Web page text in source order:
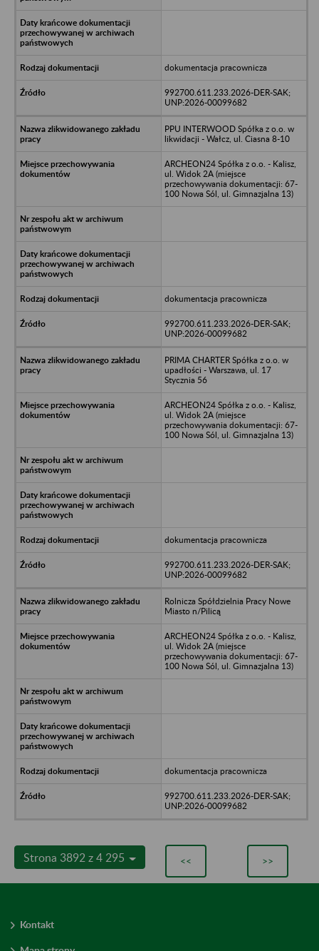
dokumentacja pracownicza
992700.611.233.2026-DER-SAK;
UNP:2026-00099682
PPU INTERWOOD Spółka z o.o. w
likwidacji - Wałcz, ul. Ciasna 8-10
ARCHEON24 Spółka z o.o. - Kalisz,
ul. Widok 2A (miejsce
przechowywania dokumentacji: 67-
100 Nowa Sól, ul. Gimnazjalna 13)
dokumentacja pracownicza
992700.611.233.2026-DER-SAK;
UNP:2026-00099682
PRIMA CHARTER Spółka z o.o. w
upadłości - Warszawa, ul. 17
Stycznia 56
ARCHEON24 Spółka z o.o. - Kalisz,
ul. Widok 2A (miejsce
przechowywania dokumentacji: 67-
100 Nowa Sól, ul. Gimnazjalna 13)
dokumentacja pracownicza
992700.611.233.2026-DER-SAK;
UNP:2026-00099682
Rolnicza Spółdzielnia Pracy Nowe
Miasto n/Pilicą
ARCHEON24 Spółka z o.o. - Kalisz,
ul. Widok 2A (miejsce
przechowywania dokumentacji: 67-
100 Nowa Sól, ul. Gimnazjalna 13)
dokumentacja pracownicza
992700.611.233.2026-DER-SAK;
UNP:2026-00099682
Strona 3892 z 4 295 << >>
Kontakt